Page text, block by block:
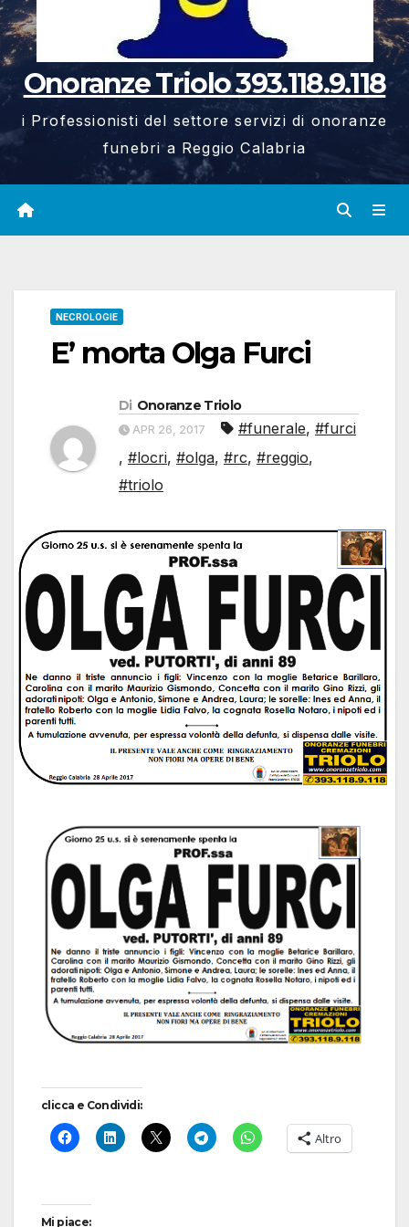
Onoranze Triolo 393.118.9.118
i Professionisti del settore servizi di onoranze
funebri a Reggio Calabria
NECROLOGIE
E’ morta Olga Furci
Di Onoranze Triolo
APR 26, 2017 #funerale, #furci
, #locri, #olga, #rc, #reggio,
#triolo
clicca e Condividi:
Altro
Mi piace: